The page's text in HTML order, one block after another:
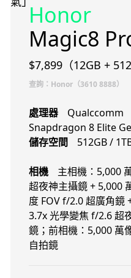
Honor
Magic8
$7,899（12GB +
查詢：Honor（3610 8888）
處理器
Qualccomm
Snapdragon 8 Elite
儲存空間
512GB /
相機
主相機：5,000
超夜神主攝鏡 + 5,000
度 FOV f/2.0 超廣角鏡
3.7x 光學變焦 f/2.6 超
鏡；前相機：5,000 萬
自拍鏡